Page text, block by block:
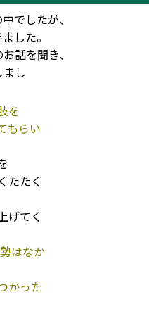
したが、
した。
を聞き、
し
を
い
たたく
げてく
はなか
た